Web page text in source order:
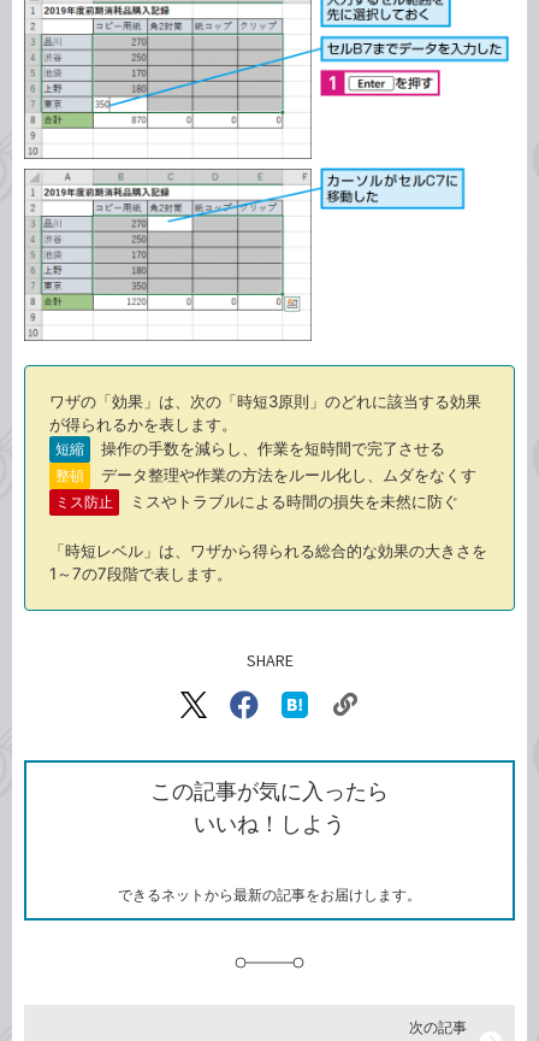
ワザの「効果」は、次の「時短3原則」のどれに該当する効果
が得られるかを表します。
短縮 操作の手数を減らし、作業を短時間で完了させる
整頓 データ整理や作業の方法をルール化し、ムダをなくす
ミス防止 ミスやトラブルによる時間の損失を未然に防ぐ
「時短レベル」は、ワザから得られる総合的な効果の大きさを
1～7の7段階で表します。
SHARE
X（旧
で
シ
ェ
ア
Facebook
シ
ェ
ア
な
ブ
ッ
ク
ク
ク
を
コ
この記事が気に入ったら
いいね！しよう
できるネットから最新の記事をお届けします。
次の記事